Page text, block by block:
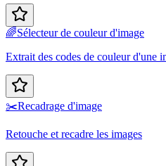
🌈Sélecteur de couleur d'image
Extrait des codes de couleur d'une
✂️Recadrage d'image
Retouche et recadre les images